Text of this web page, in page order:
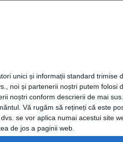
unici și informații standard trimise
noi și partenerii noștri putem folosi
noștri conform descrierii de mai
Vă rugăm să rețineți că este
se vor aplica numai acestui site
de jos a paginii web.